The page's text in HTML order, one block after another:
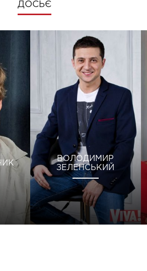
ДОСЬЄ
ВОЛОДИМИР
ЗЕЛЕНСЬКИЙ